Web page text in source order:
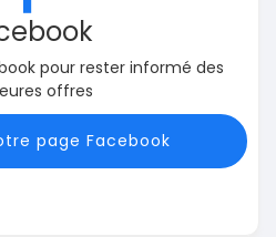
pour rester informé des
offres
page Facebook